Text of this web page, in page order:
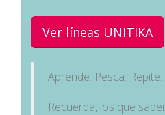
Ver líneas UNITIKA
Aprende. Pesca. Repite.
Recuerda, los que